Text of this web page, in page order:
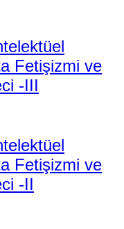
Fetişizmi ve
-III
Fetişizmi ve
-II